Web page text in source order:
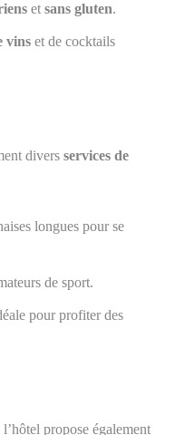
et sans gluten.
vins et de cocktails
divers services de
longues pour se
de sport.
pour profiter des
propose également